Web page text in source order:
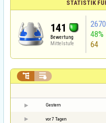
STATISTIK
141
Bewertung
Mittelstufe
48%
64
 
Gestern
vor 7 Tagen